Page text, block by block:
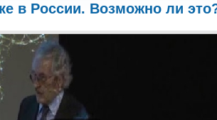
в России. Возможно ли